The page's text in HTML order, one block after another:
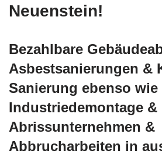
Neuenstein!
Bezahlbare
Asbestsanierungen &
Sanierung ebenso wie
Industriedemontage &
Abrissunternehmen &
Abbrucharbeiten in